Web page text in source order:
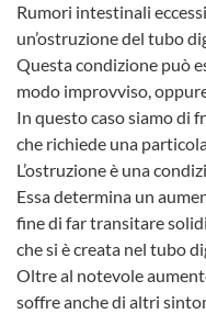
Rumori intestinali
un’ostruzione del tubo
Questa condizione può
modo improvviso,
In questo caso siamo di
che richiede una
L’ostruzione è una
Essa determina un
fine di far transitare
che si è creata nel tubo
Oltre al notevole
soffre anche di altri